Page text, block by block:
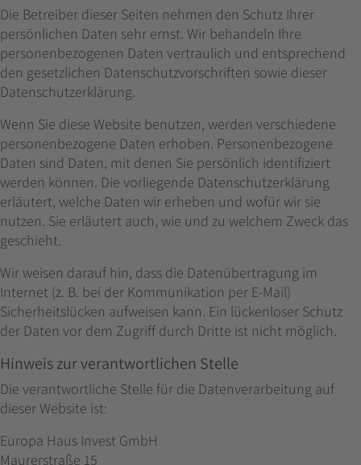
Die Betreiber dieser Seiten nehmen den Schutz Ihrer
persönlichen Daten sehr ernst. Wir behandeln Ihre
personenbezogenen Daten vertraulich und entsprechend
den gesetzlichen Datenschutzvorschriften sowie dieser
Datenschutzerklärung.
Wenn Sie diese Website benutzen, werden verschiedene
personenbezogene Daten erhoben. Personenbezogene
Daten sind Daten, mit denen Sie persönlich identifiziert
werden können. Die vorliegende Datenschutzerklärung
erläutert, welche Daten wir erheben und wofür wir sie
nutzen. Sie erläutert auch, wie und zu welchem Zweck das
geschieht.
Wir weisen darauf hin, dass die Datenübertragung im
Internet (z. B. bei der Kommunikation per E-Mail)
Sicherheitslücken aufweisen kann. Ein lückenloser Schutz
der Daten vor dem Zugriff durch Dritte ist nicht möglich.
Hinweis zur verantwortlichen Stelle
Die verantwortliche Stelle für die Datenverarbeitung auf
dieser Website ist:
Europa Haus Invest GmbH
Maurerstraße 15